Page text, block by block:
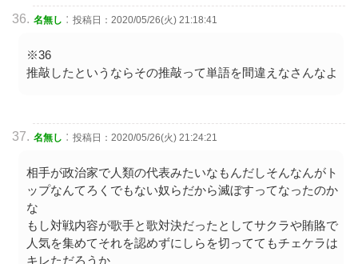
名無し : 投稿日：2020/05/26(火) 21:18:41
※36
推敲したというならその推敲って単語を間違えなさんなよ
名無し : 投稿日：2020/05/26(火) 21:24:21
相手が政治家で人類の代表みたいなもんだしそんなんがト
ップなんてろくでもない奴らだから滅ぼすってなったのか
な
もし対戦内容が歌手と歌対決だったとしてサクラや賄賂で
人気を集めてそれを認めずにしらを切っててもチェケラは
キレただろうか